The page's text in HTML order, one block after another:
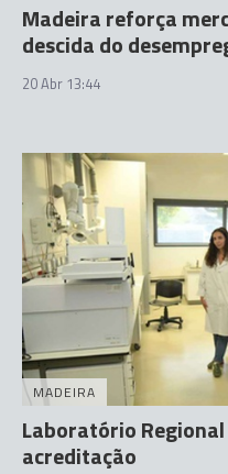
Madeira reforça
descida do
20 Abr 13:44
MADEIRA
Laboratório
acreditação